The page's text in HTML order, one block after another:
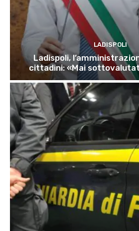
LADISPOLI
Ladispoli,
cittadini: «Mai